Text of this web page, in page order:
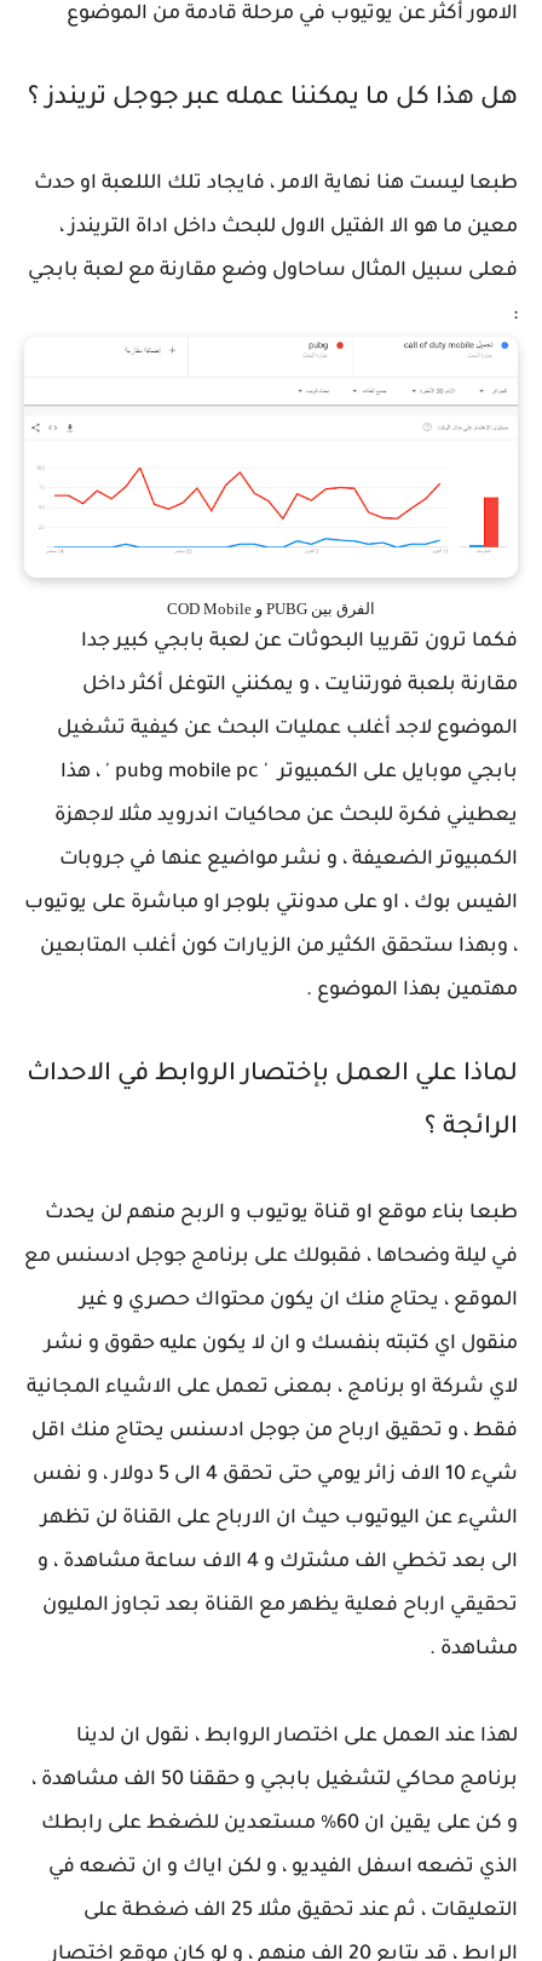
الامور أكثر عن يوتيوب في مرحلة قادمة من الموضوع
هل هذا كل ما يمكننا عمله عبر جوجل تريندز ؟
طبعا ليست هنا نهاية الامر ، فايجاد تلك الللعبة او حدث
معين ما هو الا الفتيل الاول للبحث داخل اداة التريندز ،
فعلى سبيل المثال ساحاول وضع مقارنة مع لعبة بابجي
:
الفرق بين PUBG و COD Mobile
فكما ترون تقريبا البحوثات عن لعبة بابجي كبير جدا
مقارنة بلعبة فورتنايت ، و يمكنني التوغل أكثر داخل
الموضوع لاجد أغلب عمليات البحث عن كيفية تشغيل
بابجي موبايل على الكمبيوتر ' pubg mobile pc ' ، هذا
يعطيني فكرة للبحث عن محاكيات اندرويد مثلا لاجهزة
الكمبيوتر الضعيفة ، و نشر مواضيع عنها في جروبات
الفيس بوك ، او على مدونتي بلوجر او مباشرة على يوتيوب
، وبهذا ستحقق الكثير من الزيارات كون أغلب المتابعين
مهتمين بهذا الموضوع .
لماذا علي العمل بإختصار الروابط في الاحداث
الرائجة ؟
طبعا بناء موقع او قناة يوتيوب و الربح منهم لن يحدث
في ليلة وضحاها ، فقبولك على برنامج جوجل ادسنس مع
الموقع ، يحتاج منك ان يكون محتواك حصري و غير
منقول اي كتبته بنفسك و ان لا يكون عليه حقوق و نشر
لاي شركة او برنامج ، بمعنى تعمل على الاشياء المجانية
فقط ، و تحقيق ارباح من جوجل ادسنس يحتاج منك اقل
شيء 10 الاف زائر يومي حتى تحقق 4 الى 5 دولار ، و نفس
الشيء عن اليوتيوب حيث ان الارباح على القناة لن تظهر
الى بعد تخطي الف مشترك و 4 الاف ساعة مشاهدة ، و
تحقيقي ارباح فعلية يظهر مع القناة بعد تجاوز المليون
مشاهدة .
لهذا عند العمل على اختصار الروابط ، نقول ان لدينا
برنامج محاكي لتشغيل بابجي و حققنا 50 الف مشاهدة ،
و كن على يقين ان 60% مستعدين للضغط على رابطك
الذي تضعه اسفل الفيديو ، و لكن اياك و ان تضعه في
التعليقات ، ثم عند تحقيق مثلا 25 الف ضغطة على
الرابط ، قد يتابع 20 الف منهم ، و لو كان موقع اختصار